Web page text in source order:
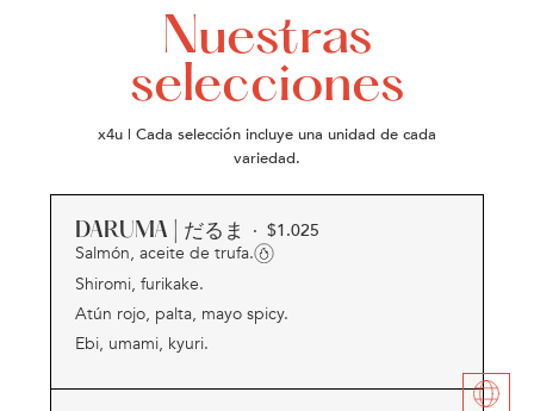
Nuestras
selecciones
x4u | Cada selección incluye una unidad de cada
variedad.
DARUMA | だるま · $1.025
Salmón, aceite de trufa.
Shiromi, furikake.
Atún rojo, palta, mayo spicy.
Ebi, umami, kyuri.